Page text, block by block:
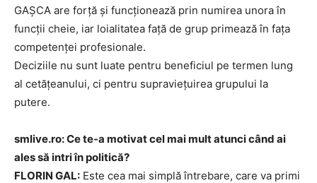
GAȘCA are forță și funcționează prin numirea unora în
funcții cheie, iar loialitatea față de grup primează în fața
competenței profesionale.
Deciziile nu sunt luate pentru beneficiul pe termen lung
al cetățeanului, ci pentru supraviețuirea grupului la
putere.
smlive.ro: Ce te-a motivat cel mai mult atunci când ai
ales să intri în politică?
FLORIN GAL: Este cea mai simplă întrebare, care va primi